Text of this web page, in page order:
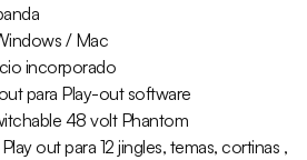
/ Mac
incorporado
para Play-out software
48 volt Phantom
out para 12 jingles, temas, cortinas ,